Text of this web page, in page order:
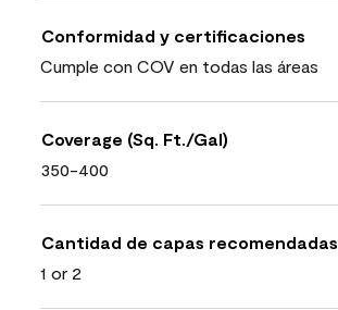
Conformidad y certificaciones
Cumple con COV en todas las áreas
Coverage (Sq. Ft./Gal)
350-400
Cantidad de capas recomendadas
1 or 2